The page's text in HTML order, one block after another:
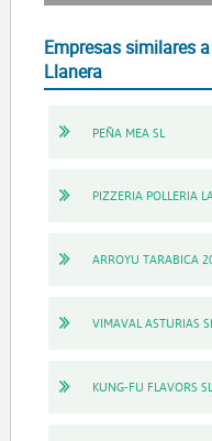
Empresas similares
Llanera
PEÑA MEA SL
PIZZERIA POLLERIA
ARROYU TARABICA
VIMAVAL ASTURIAS
KUNG-FU FLAVORS SL